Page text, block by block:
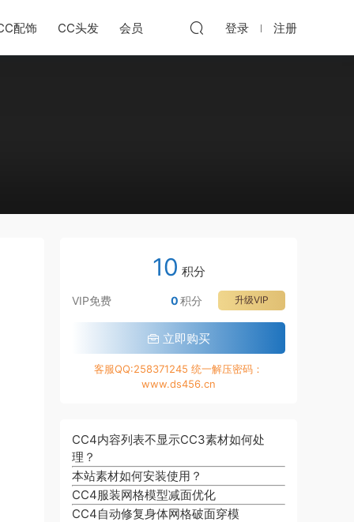
配饰 CC头发 会员 登录 注册
10 积分
VIP免费 升级VIP
0积分
立即购买
客服QQ:258371245 统一解压密码：
www.ds456.cn
CC4内容列表不显示CC3素材如何处
理？
本站素材如何安装使用？
CC4服装网格模型减面优化
CC4自动修复身体网格破面穿模